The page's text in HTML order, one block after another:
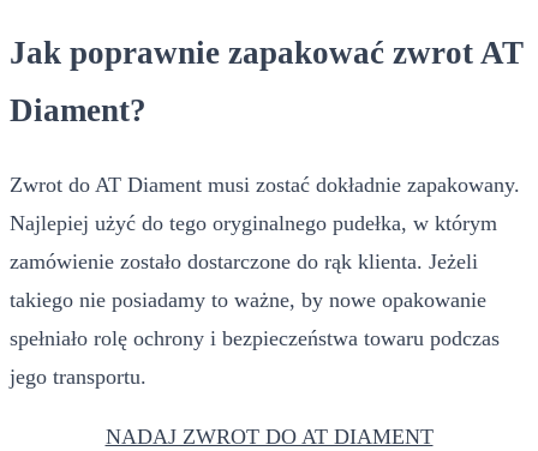
Jak poprawnie zapakować zwrot AT
Diament?
Zwrot do AT Diament musi zostać dokładnie zapakowany.
Najlepiej użyć do tego oryginalnego pudełka, w którym
zamówienie zostało dostarczone do rąk klienta. Jeżeli
takiego nie posiadamy to ważne, by nowe opakowanie
spełniało rolę ochrony i bezpieczeństwa towaru podczas
jego transportu.
NADAJ ZWROT DO AT DIAMENT